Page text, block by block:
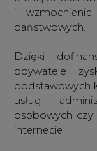
i
państwowych.
Dzięki
obywatele
podstawowych
usług
osobowych
internecie.